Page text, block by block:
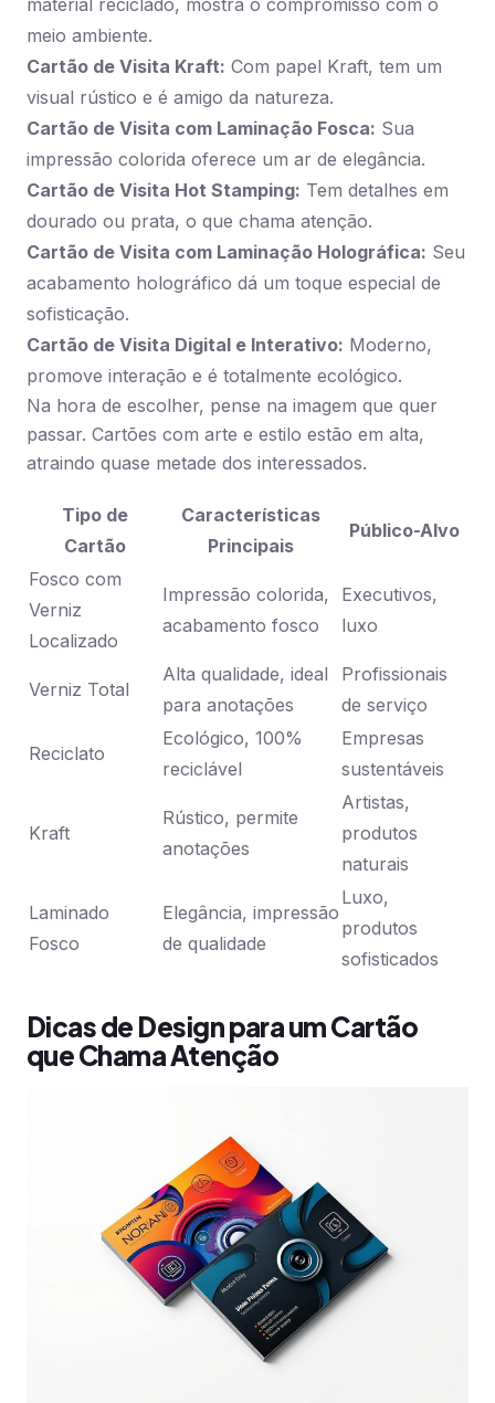
material reciclado, mostra o compromisso com o
meio ambiente.
Cartão de Visita Kraft: Com papel Kraft, tem um
visual rústico e é amigo da natureza.
Cartão de Visita com Laminação Fosca: Sua
impressão colorida oferece um ar de elegância.
Cartão de Visita Hot Stamping: Tem detalhes em
dourado ou prata, o que chama atenção.
Cartão de Visita com Laminação Holográfica: Seu
acabamento holográfico dá um toque especial de
sofisticação.
Cartão de Visita Digital e Interativo: Moderno,
promove interação e é totalmente ecológico.
Na hora de escolher, pense na imagem que quer
passar. Cartões com arte e estilo estão em alta,
atraindo quase metade dos interessados.
Tipo de
Cartão
Características
Principais
Público-Alvo
Fosco com
Verniz
Localizado
Impressão colorida,
acabamento fosco
Executivos,
luxo
Verniz Total
Alta qualidade, ideal
para anotações
Profissionais
de serviço
Reciclato
Ecológico, 100%
reciclável
Empresas
sustentáveis
Kraft
Rústico, permite
anotações
Artistas,
produtos
naturais
Laminado
Fosco
Elegância, impressão
de qualidade
Luxo,
produtos
sofisticados
Dicas de Design para um Cartão
que Chama Atenção